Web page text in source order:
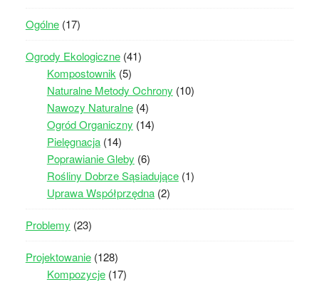
Ogólne(17)
Ogrody Ekologiczne(41)
Kompostownik (5)
Naturalne Metody Ochrony (10)
Nawozy Naturalne(4)
Ogród Organiczny (14)
Pielęgnacja(14)
Poprawianie Gleby (6)
Rośliny Dobrze Sąsiadujące(1)
Uprawa Współprzędna(2)
Problemy (23)
Projektowanie(128)
Kompozycje(17)